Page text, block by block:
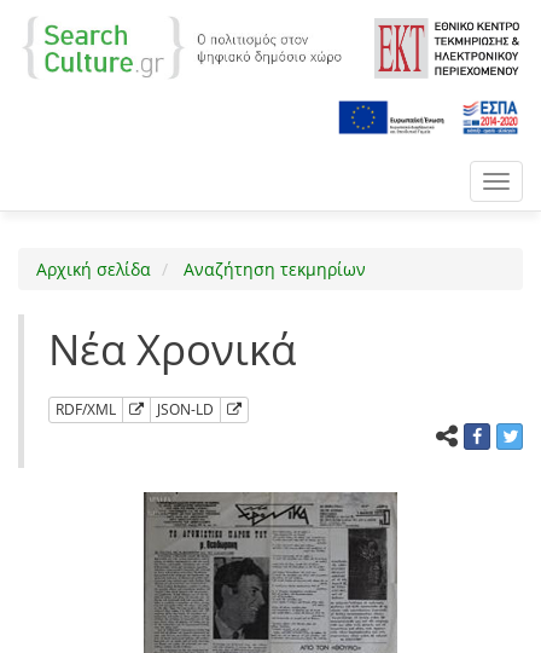
Αρχική σελίδα Αναζήτηση τεκμηρίων
Νέα Χρονικά
RDF/XML JSON-LD